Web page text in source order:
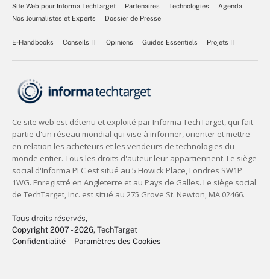
Site Web pour Informa TechTarget Partenaires Technologies
Agenda
Nos Journalistes et Experts
Dossier de Presse
E-Handbooks Conseils IT Opinions Guides Essentiels Projets IT
Tous droits réservés,
Copyright 2007 - 2026, TechTarget
Confidentialité
Paramètres des Cookies